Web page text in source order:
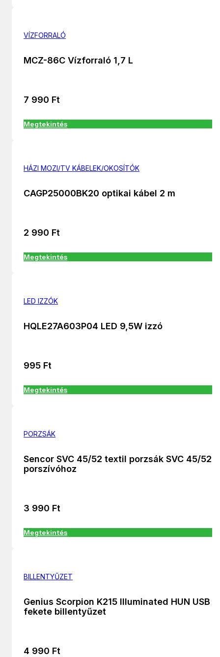
VÍZFORRALÓ
MCZ-86C Vízforraló 1,7 L
7 990 Ft
Megtekintés
HÁZI MOZI/TV KÁBELEK/OKOSÍTÓK
CAGP25000BK20 optikai kábel 2 m
2 990 Ft
Megtekintés
LED IZZÓK
HQLE27A603P04 LED 9,5W izzó
995 Ft
Megtekintés
PORZSÁK
Sencor SVC 45/52 textil porzsák SVC 45/52
porszívóhoz
3 990 Ft
Megtekintés
BILLENTYŰZET
Genius Scorpion K215 Illuminated HUN USB
fekete billentyűzet
4 990 Ft